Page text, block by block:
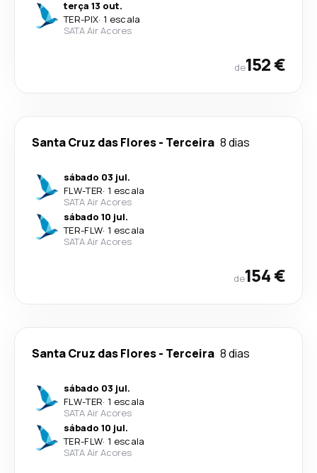
terça 13 out.
TER-PIX· 1 escala
SATA Air Acores
de152 €
Santa Cruz das Flores- Terceira 8 dias
sábado 03 jul.
FLW-TER· 1 escala
SATA Air Acores
sábado 10 jul.
TER-FLW· 1 escala
SATA Air Acores
de154 €
Santa Cruz das Flores- Terceira 8 dias
sábado 03 jul.
FLW-TER· 1 escala
SATA Air Acores
sábado 10 jul.
TER-FLW· 1 escala
SATA Air Acores